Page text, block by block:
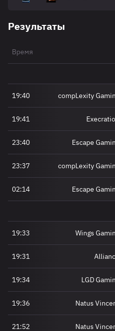
Результаты
Время
19:40 compLexity
19:41
23:40 Escape
23:37 compLexity
02:14 Escape
19:33 Wings
19:31
19:34 LGD
19:36 Natus
21:52 Natus